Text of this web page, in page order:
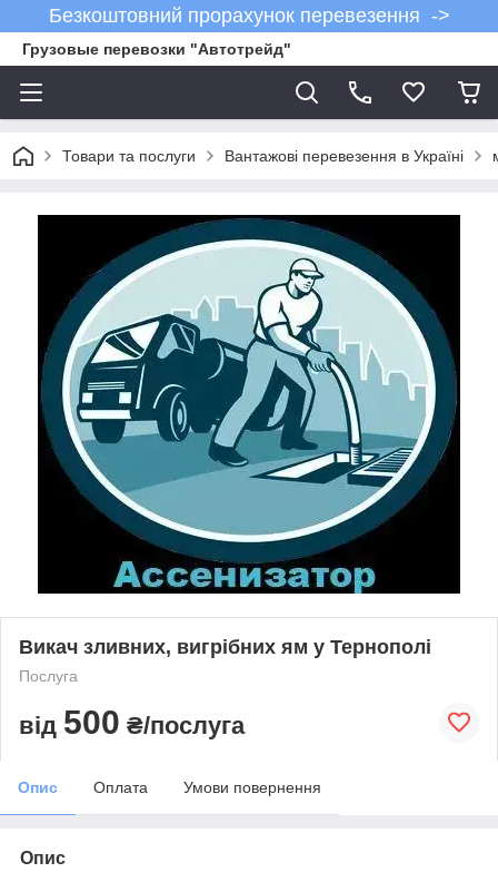
Безкоштовний прорахунок перевезення ->
Грузовые перевозки "Автотрейд"
Товари та послуги Вантажові перевезення в Україні
Викач зливних, вигрібних ям у Тернополі
Послуга
від 500 ₴/послуга
Опис Оплата Умови повернення
Опис